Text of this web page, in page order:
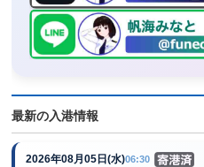
最新の入港情報
2026年08月05日(水)06:30